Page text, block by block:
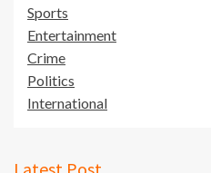
Sports
Entertainment
Crime
Politics
International